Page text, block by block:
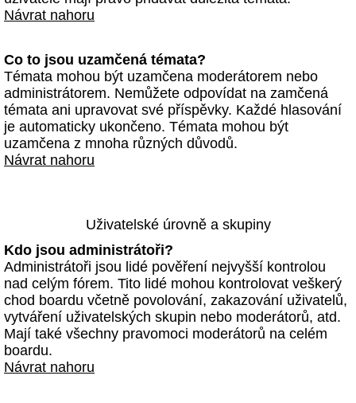
Návrat nahoru
Co to jsou uzamčená témata?
Témata mohou být uzamčena moderátorem nebo
administrátorem. Nemůžete odpovídat na zamčená
témata ani upravovat své příspěvky. Každé hlasování
je automaticky ukončeno. Témata mohou být
uzamčena z mnoha různých důvodů.
Návrat nahoru
Uživatelské úrovně a skupiny
Kdo jsou administrátoři?
Administrátoři jsou lidé pověření nejvyšší kontrolou
nad celým fórem. Tito lidé mohou kontrolovat veškerý
chod boardu včetně povolování, zakazování uživatelů,
vytváření uživatelských skupin nebo moderátorů, atd.
Mají také všechny pravomoci moderátorů na celém
boardu.
Návrat nahoru